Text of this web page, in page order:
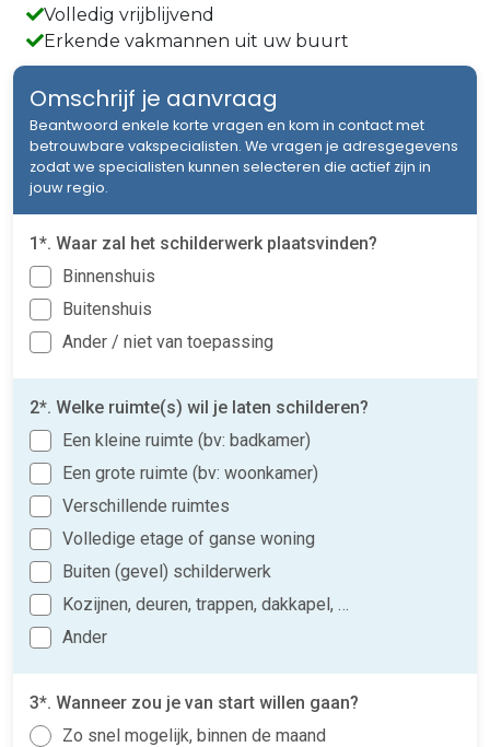
Volledig vrijblijvend
Erkende vakmannen uit uw buurt
Omschrijf je aanvraag
Beantwoord enkele korte vragen en kom in contact met
betrouwbare vakspecialisten. We vragen je adresgegevens
zodat we specialisten kunnen selecteren die actief zijn in
jouw regio.
1*. Waar zal het schilderwerk plaatsvinden?
Binnenshuis
Buitenshuis
Ander / niet van toepassing
2*. Welke ruimte(s) wil je laten schilderen?
Een kleine ruimte (bv: badkamer)
Een grote ruimte (bv: woonkamer)
Verschillende ruimtes
Volledige etage of ganse woning
Buiten (gevel) schilderwerk
Kozijnen, deuren, trappen, dakkapel, …
Ander
3*. Wanneer zou je van start willen gaan?
Zo snel mogelijk, binnen de maand